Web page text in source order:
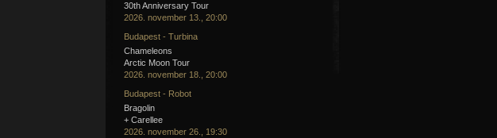
30th Anniversary Tour
2026. november 13., 20:00
Budapest - Turbina
Chameleons
Arctic Moon Tour
2026. november 18., 20:00
Budapest - Robot
Bragolin
+ Carellee
2026. november 26., 19:30